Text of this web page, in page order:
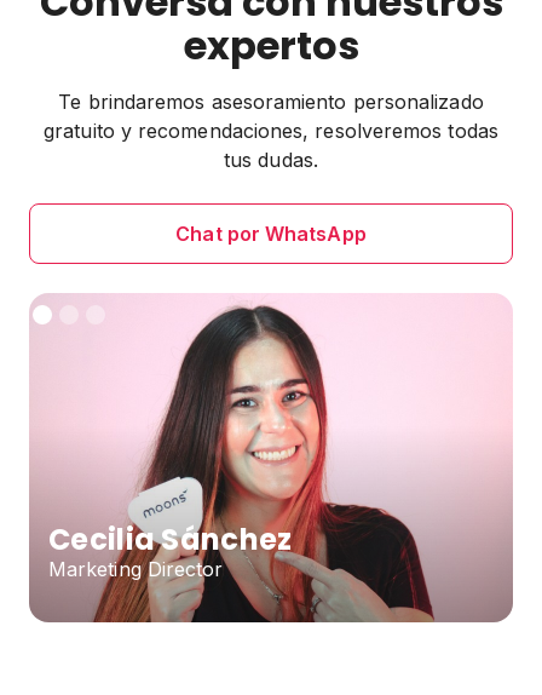
expertos
Te brindaremos asesoramiento personalizado
gratuito y recomendaciones, resolveremos todas
tus dudas.
Chat por WhatsApp
Cecilia Sánchez
Marketing Director